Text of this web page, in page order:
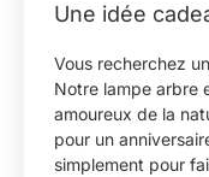
Une idée
Vous recherchez
Notre lampe arbre
amoureux de la
pour un
simplement pour